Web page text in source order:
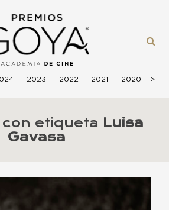
2023 2022 2021 2020 >
etiqueta Luisa
Gavasa